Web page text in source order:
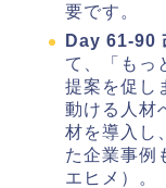
要です。
Day 61-90
て、「もっ
提案を促し
動ける人材
材を導入し
た企業事例
エヒメ）。